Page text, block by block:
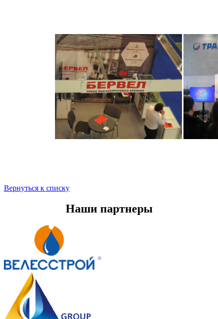
Вернуться к списку
Наши партнеры